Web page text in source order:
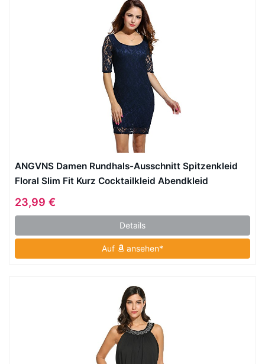
ANGVNS Damen Rundhals-Ausschnitt Spitzenkleid
Floral Slim Fit Kurz Cocktailkleid Abendkleid
Parykleid
23,99 €
Details
Auf ansehen*